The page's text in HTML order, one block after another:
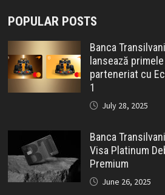
POPULAR POSTS
Banca
lansează
parteneriat cu
1
July 28, 2025
Banca
Visa Platinum
Premium
June 26, 2025